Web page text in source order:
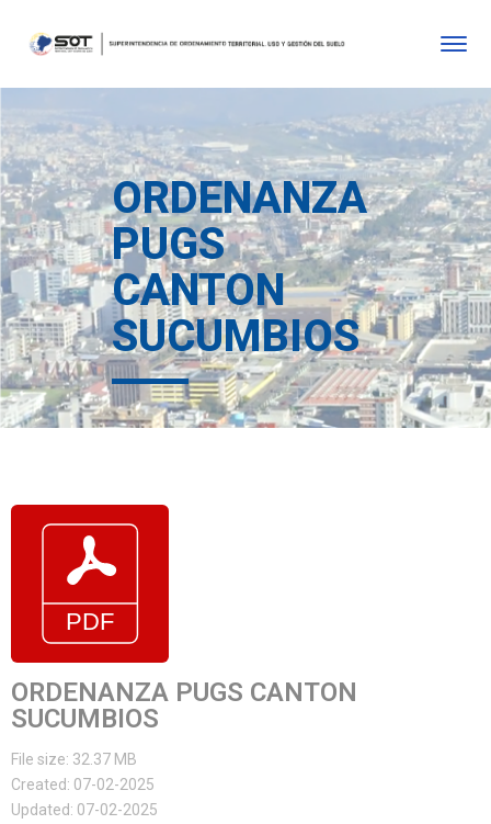
ORDENANZA
PUGS
CANTON
SUCUMBIOS
ORDENANZA PUGS CANTON
SUCUMBIOS
File size: 32.37 MB
Created: 07-02-2025
Updated: 07-02-2025